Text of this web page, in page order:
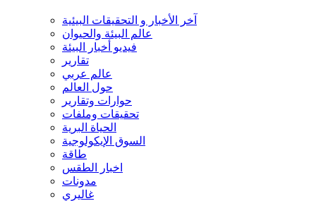
آخر الأخبار و التحقيقات البيئية
عالم البيئة والحيوان
فيديو أخبار البيئة
تقارير
عالم عربي
حول العالم
حوارات وتقارير
تحقيقات وملفات
الحياة البرية
السوق الإيكولوجية
طاقة
اخبار الطقس
مدونات
غاليري